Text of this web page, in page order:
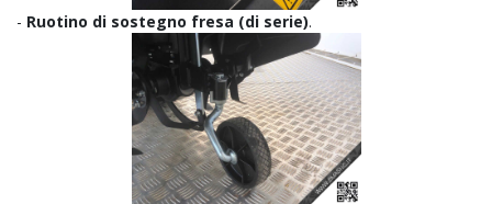
- Ruotino di sostegno fresa (di serie).